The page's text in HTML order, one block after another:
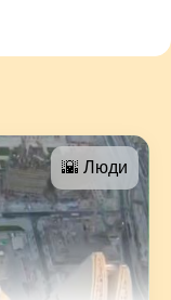
🌇 Люди